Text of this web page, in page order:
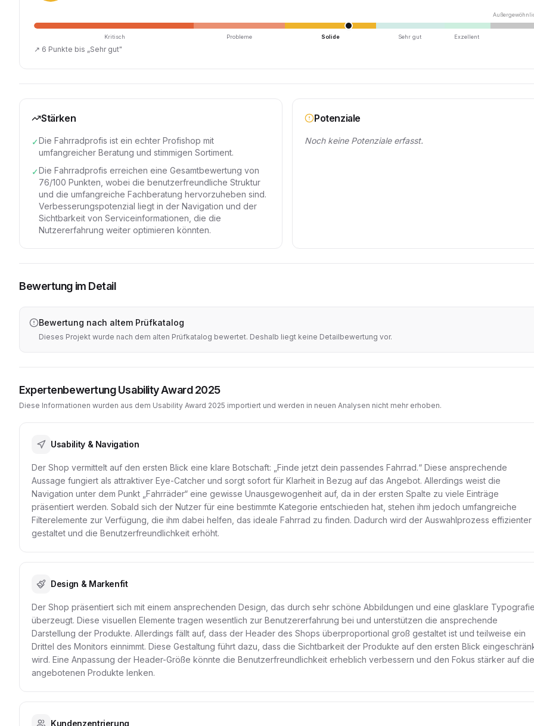
Kritisch Probleme Solide Sehr gut Exzellent
↗ 6 Punkte bis „Sehr gut"
Stärken
✓Die Fahrradprofis ist ein echter Profishop mit
umfangreicher Beratung und stimmigen Sortiment.
✓Die Fahrradprofis erreichen eine Gesamtbewertung von
76/100 Punkten, wobei die benutzerfreundliche Struktur
und die umfangreiche Fachberatung hervorzuheben sind.
Verbesserungspotenzial liegt in der Navigation und der
Sichtbarkeit von Serviceinformationen, die die
Nutzererfahrung weiter optimieren könnten.
Potenziale
Noch keine Potenziale erfasst.
Bewertung im Detail
Bewertung nach altem Prüfkatalog
Dieses Projekt wurde nach dem alten Prüfkatalog bewertet. Deshalb liegt keine Detailbewertung vor.
Expertenbewertung Usability Award 2025
Diese Informationen wurden aus dem Usability Award 2025 importiert und werden in neuen Analysen nicht mehr erhoben.
Usability & Navigation
Der Shop vermittelt auf den ersten Blick eine klare Botschaft: „Finde jetzt dein passendes Fahrrad.“ Diese ansprechende
Aussage fungiert als attraktiver Eye-Catcher und sorgt sofort für Klarheit in Bezug auf das Angebot. Allerdings weist die
Navigation unter dem Punkt „Fahrräder“ eine gewisse Unausgewogenheit auf, da in der ersten Spalte zu viele Einträge
präsentiert werden. Sobald sich der Nutzer für eine bestimmte Kategorie entschieden hat, stehen ihm jedoch umfangreiche
Filterelemente zur Verfügung, die ihm dabei helfen, das ideale Fahrrad zu finden. Dadurch wird der Auswahlprozess effizienter
gestaltet und die Benutzerfreundlichkeit erhöht.
Design & Markenfit
Der Shop präsentiert sich mit einem ansprechenden Design, das durch sehr schöne Abbildungen und eine glasklare
überzeugt. Diese visuellen Elemente tragen wesentlich zur Benutzererfahrung bei und unterstützen die ansprechende
Darstellung der Produkte. Allerdings fällt auf, dass der Header des Shops überproportional groß gestaltet ist und teilweise ein
Drittel des Monitors einnimmt. Diese Gestaltung führt dazu, dass die Sichtbarkeit der Produkte auf den ersten Blick
wird. Eine Anpassung der Header-Größe könnte die Benutzerfreundlichkeit erheblich verbessern und den Fokus stärker auf die
angebotenen Produkte lenken.
Kundenzentrierung